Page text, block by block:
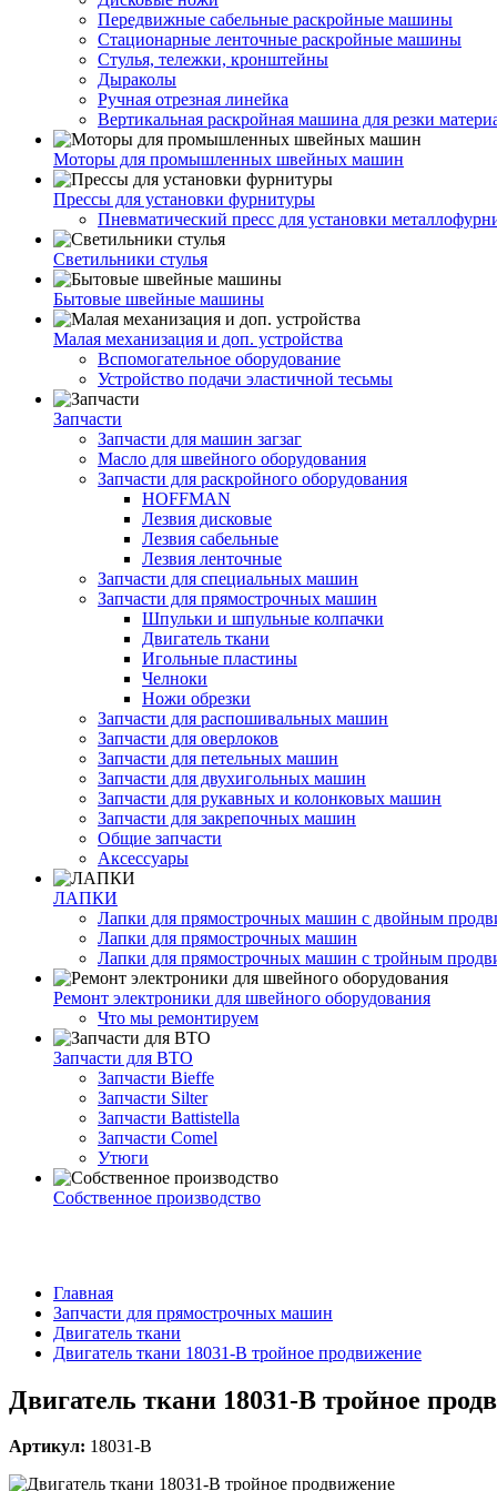
Передвижные сабельные раскройные машины
Стационарные ленточные раскройные машины
Стулья, тележки, кронштейны
Дыраколы
Ручная отрезная линейка
Вертикальная раскройная машина для резки
Моторы для промышленных швейных машин
Прессы для установки фурнитуры
Пневматический пресс для установки
Светильники стулья
Бытовые швейные машины
Малая механизация и доп. устройства
Вспомогательное оборудование
Устройство подачи эластичной тесьмы
Запчасти
Запчасти для машин загзаг
Масло для швейного оборудования
Запчасти для раскройного оборудования
HOFFMAN
Лезвия дисковые
Лезвия сабельные
Лезвия ленточные
Запчасти для специальных машин
Запчасти для прямострочных машин
Шпульки и шпульные колпачки
Двигатель ткани
Игольные пластины
Челноки
Ножи обрезки
Запчасти для распошивальных машин
Запчасти для оверлоков
Запчасти для петельных машин
Запчасти для двухигольных машин
Запчасти для рукавных и колонковых машин
Запчасти для закрепочных машин
Общие запчасти
Аксессуары
ЛАПКИ
Лапки для прямострочных машин с двойным
Лапки для прямострочных машин
Лапки для прямострочных машин с тройным
Ремонт электроники для швейного оборудования
Что мы ремонтируем
Запчасти для ВТО
Запчасти Bieffe
Запчасти Silter
Запчасти Battistella
Запчасти Comel
Утюги
Собственное производство
Главная
Запчасти для прямострочных машин
Двигатель ткани
Двигатель ткани 18031-B тройное продвижение
Двигатель ткани 18031-B тройное
Артикул: 18031-B